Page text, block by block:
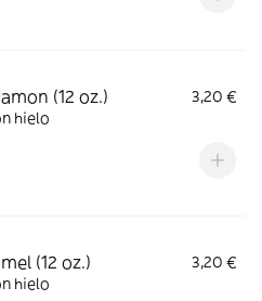
(12 oz.)
3,20 €
hielo
(12 oz.)
3,20 €
hielo